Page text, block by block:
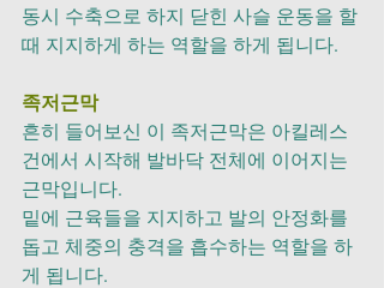
동시 수축으로 하지 닫힌 사슬 운동을 할
때 지지하게 하는 역할을 하게 됩니다.
족저근막
흔히 들어보신 이 족저근막은 아킬레스
건에서 시작해 발바닥 전체에 이어지는
근막입니다.
밑에 근육들을 지지하고 발의 안정화를
돕고 체중의 충격을 흡수하는 역할을 하
게 됩니다.